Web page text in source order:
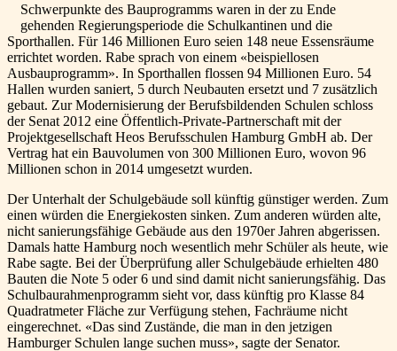
Schwerpunkte des Bauprogramms waren in der zu Ende
gehenden Regierungsperiode die Schulkantinen und die
Sporthallen. Für 146 Millionen Euro seien 148 neue Essensräume
errichtet worden. Rabe sprach von einem «beispiellosen
Ausbauprogramm». In Sporthallen flossen 94 Millionen Euro. 54
Hallen wurden saniert, 5 durch Neubauten ersetzt und 7 zusätzlich
gebaut. Zur Modernisierung der Berufsbildenden Schulen schloss
der Senat 2012 eine Öffentlich-Private-Partnerschaft mit der
Projektgesellschaft Heos Berufsschulen Hamburg GmbH ab. Der
Vertrag hat ein Bauvolumen von 300 Millionen Euro, wovon 96
Millionen schon in 2014 umgesetzt wurden.
Der Unterhalt der Schulgebäude soll künftig günstiger werden. Zum
einen würden die Energiekosten sinken. Zum anderen würden alte,
nicht sanierungsfähige Gebäude aus den 1970er Jahren abgerissen.
Damals hatte Hamburg noch wesentlich mehr Schüler als heute, wie
Rabe sagte. Bei der Überprüfung aller Schulgebäude erhielten 480
Bauten die Note 5 oder 6 und sind damit nicht sanierungsfähig. Das
Schulbaurahmenprogramm sieht vor, dass künftig pro Klasse 84
Quadratmeter Fläche zur Verfügung stehen, Fachräume nicht
eingerechnet. «Das sind Zustände, die man in den jetzigen
Hamburger Schulen lange suchen muss», sagte der Senator.